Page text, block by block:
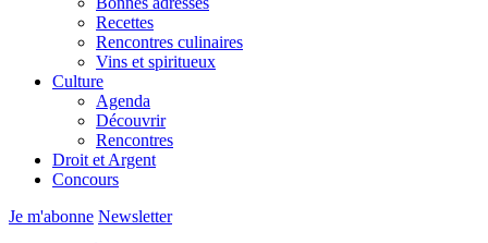
Recettes
Rencontres culinaires
Vins et spiritueux
Culture
Agenda
Découvrir
Rencontres
Droit et Argent
Concours
Je m'abonne Newsletter